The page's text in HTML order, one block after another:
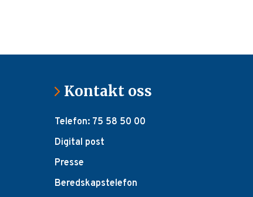
Kontakt oss
Telefon: 75 58 50 00
Digital post
Presse
Beredskapstelefon